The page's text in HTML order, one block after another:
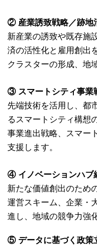
② 産業誘致戦略／跡地
新産業の誘致や既存施
済の活性化と雇用創出
クラスターの形成、地
③ スマートシティ事業
先端技術を活用し、都
るスマートシティ構想
事業進出戦略、スマー
支援します。
④ イノベーションハブ
新たな価値創出のため
運営スキーム、企業・
進し、地域の競争力強
⑤ データに基づく政策